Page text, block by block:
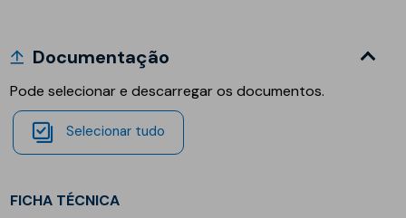
Documentação
Pode selecionar e descarregar os documentos.
Selecionar tudo
FICHA TÉCNICA